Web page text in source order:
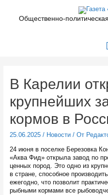
содержимомуОбщественно-
В Карелии
крупнейших
кормов в
25.06.2025/ Новости/ От
24 июня в поселке Березовка
«Аква Фид» открыла завод по
ценных пород. Это одно из
в стране, способное
ежегодно, что позволит
рыбными кормами все